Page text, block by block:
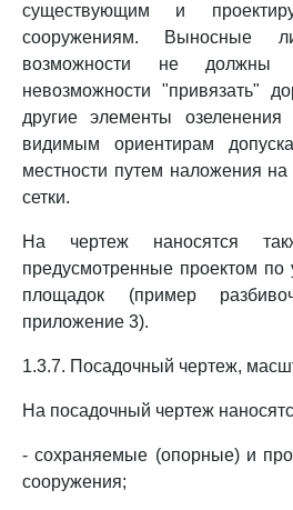
существующим и
сооружениям. Выносные
возможности не должны
невозможности "привязать"
другие элементы озеленения
видимым ориентирам
местности путем наложения
сетки.
На чертеж наносятся
предусмотренные проектом по
площадок (пример
приложение 3).
1.3.7. Посадочный чертеж,
На посадочный чертеж
- сохраняемые (опорные) и
сооружения;